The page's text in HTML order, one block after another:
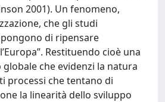
2001). Un fenomeno,
che gli studi
di ripensare
Restituendo cioè una
che evidenzi la natura
processi che tentano di
la linearità dello sviluppo